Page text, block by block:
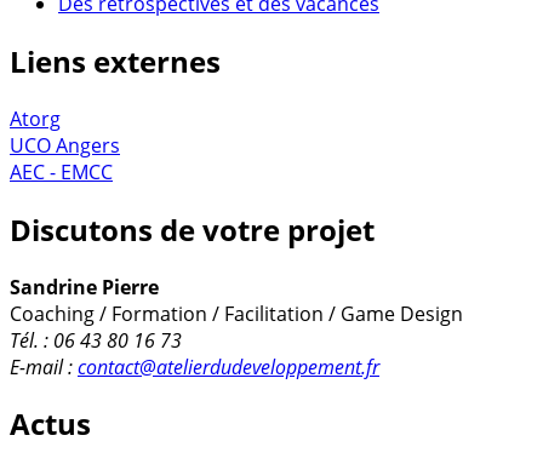
Liens externes
Atorg
UCO Angers
AEC - EMCC
Discutons de votre projet
Sandrine Pierre
Coaching / Formation / Facilitation / Game Design
Tél. : 06 43 80 16 73
E-mail :contact@atelierdudeveloppement.fr
Actus